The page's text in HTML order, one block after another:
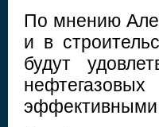
По мнению
и в
будут